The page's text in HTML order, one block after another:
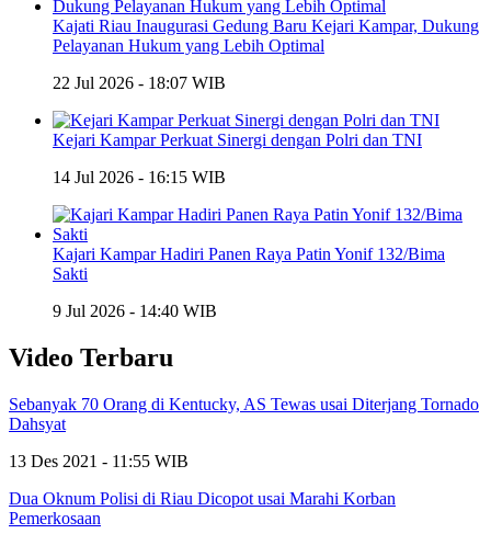
Kajati Riau Inaugurasi Gedung Baru Kejari Kampar, Dukung
Pelayanan Hukum yang Lebih Optimal
22 Jul 2026 - 18:07 WIB
Kejari Kampar Perkuat Sinergi dengan Polri dan TNI
14 Jul 2026 - 16:15 WIB
Kajari Kampar Hadiri Panen Raya Patin Yonif 132/Bima
Sakti
9 Jul 2026 - 14:40 WIB
Video Terbaru
Sebanyak 70 Orang di Kentucky, AS Tewas usai Diterjang Tornado
Dahsyat
13 Des 2021 - 11:55 WIB
Dua Oknum Polisi di Riau Dicopot usai Marahi Korban
Pemerkosaan